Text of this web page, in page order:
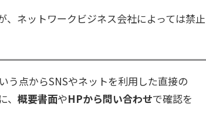
ネットワークビジネス会社によっては禁止
う点からSNSやネットを利用した直接の
概要書面やHPから問い合わせで確認を